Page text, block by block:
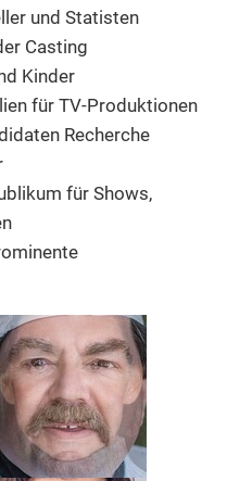
und Statisten
Casting
Kinder
für TV-Produktionen
Recherche
für Shows,